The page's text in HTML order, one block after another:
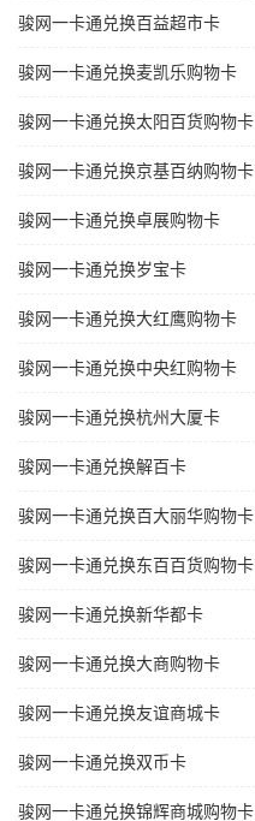
骏网一卡通兑换百益超市卡
骏网一卡通兑换麦凯乐购物卡
骏网一卡通兑换太阳百货购物卡
骏网一卡通兑换京基百纳购物卡
骏网一卡通兑换卓展购物卡
骏网一卡通兑换岁宝卡
骏网一卡通兑换大红鹰购物卡
骏网一卡通兑换中央红购物卡
骏网一卡通兑换杭州大厦卡
骏网一卡通兑换解百卡
骏网一卡通兑换百大丽华购物卡
骏网一卡通兑换东百百货购物卡
骏网一卡通兑换新华都卡
骏网一卡通兑换大商购物卡
骏网一卡通兑换友谊商城卡
骏网一卡通兑换双币卡
骏网一卡通兑换锦辉商城购物卡